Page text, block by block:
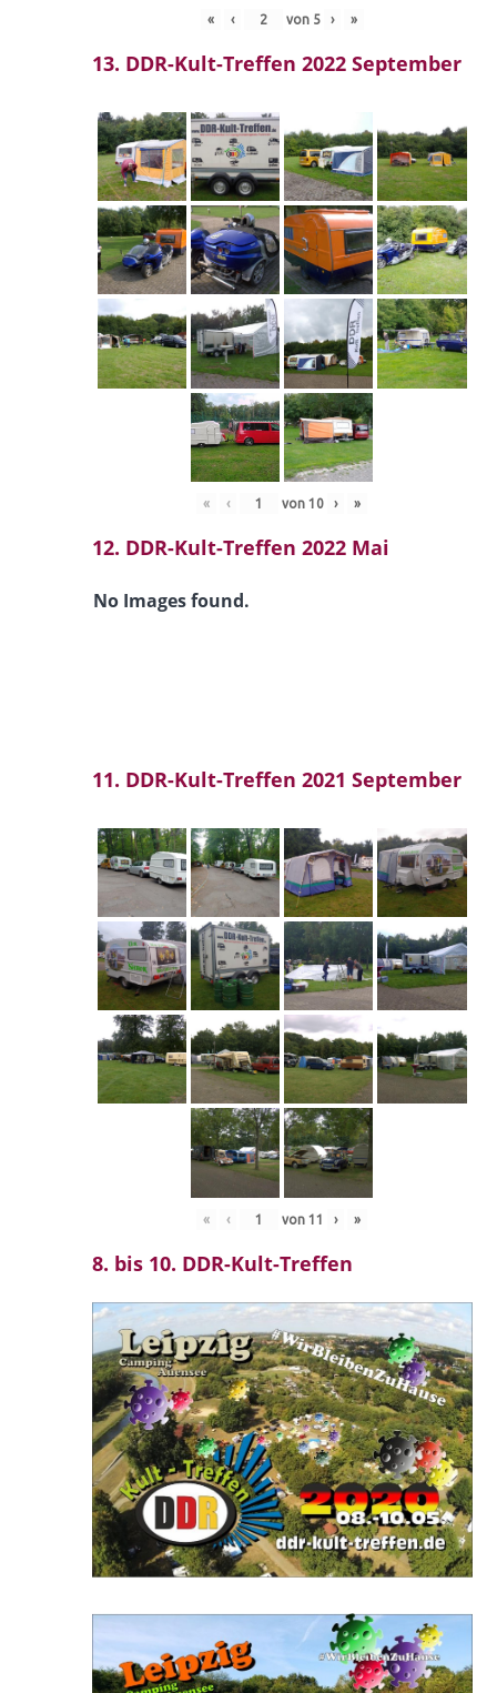
« ‹ von 5 › »
13. DDR-Kult-Treffen 2022 September
« ‹ von 10 › »
12. DDR-Kult-Treffen 2022 Mai
No Images found.
11. DDR-Kult-Treffen 2021 September
« ‹ von 11 › »
8. bis 10. DDR-Kult-Treffen